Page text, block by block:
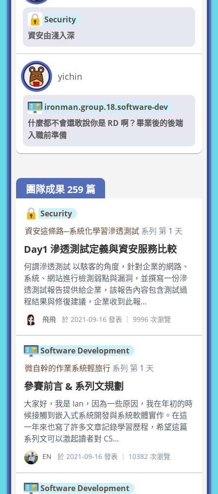
Security
資安由淺入深
yichin
ironman.group.18.software-dev
什麼都不會還敢說你是 RD 啊？畢業後的後端
入職前準備
團隊成果 259 篇
Security
資安這條路─系統化學習滲透測試 系列 第 1 天
Day1 滲透測試定義與資安服務比較
何謂滲透測試 以駭客的角度，針對企業的網路、
系統、網站進行檢測弱點與漏洞，並撰寫一份滲
透測試報告提供給企業，該報告內容包含測試過
程結果與修復建議，企業收到此報...
飛飛 於 2021-09-16 發表 ｜ 9996 次瀏覽
Software Development
微自幹的作業系統輕旅行 系列 第 1 天
參賽前言 & 系列文規劃
大家好，我是 Ian，因為一些原因，我在年初的時
候接觸到嵌入式系統開發與系統軟體實作。在這
一年來也寫了許多文章記錄學習歷程，希望這篇
系列文可以激起讀者對 CS...
EN 於 2021-09-16 發表 ｜ 10382 次瀏覽
Software Development